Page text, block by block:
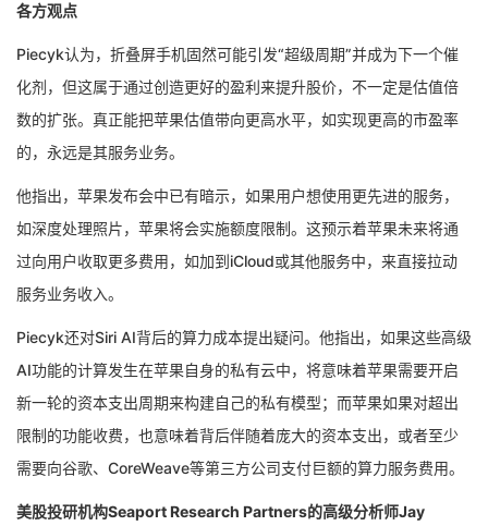
各方观点
Piecyk认为，折叠屏手机固然可能引发“超级周期”并成为下一个催
化剂，但这属于通过创造更好的盈利来提升股价，不一定是估值倍
数的扩张。真正能把苹果估值带向更高水平，如实现更高的市盈率
的，永远是其服务业务。
他指出，苹果发布会中已有暗示，如果用户想使用更先进的服务，
如深度处理照片，苹果将会实施额度限制。这预示着苹果未来将通
过向用户收取更多费用，如加到iCloud或其他服务中，来直接拉动
服务业务收入。
Piecyk还对Siri AI背后的算力成本提出疑问。他指出，如果这些高级
AI功能的计算发生在苹果自身的私有云中，将意味着苹果需要开启
新一轮的资本支出周期来构建自己的私有模型；而苹果如果对超出
限制的功能收费，也意味着背后伴随着庞大的资本支出，或者至少
需要向谷歌、CoreWeave等第三方公司支付巨额的算力服务费用。
美股投研机构Seaport Research Partners的高级分析师Jay